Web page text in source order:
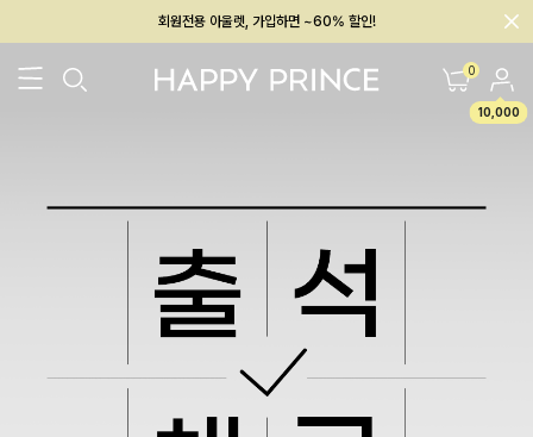
회원전용 아울렛, 가입하면 ~60% 할인!
0
10,000